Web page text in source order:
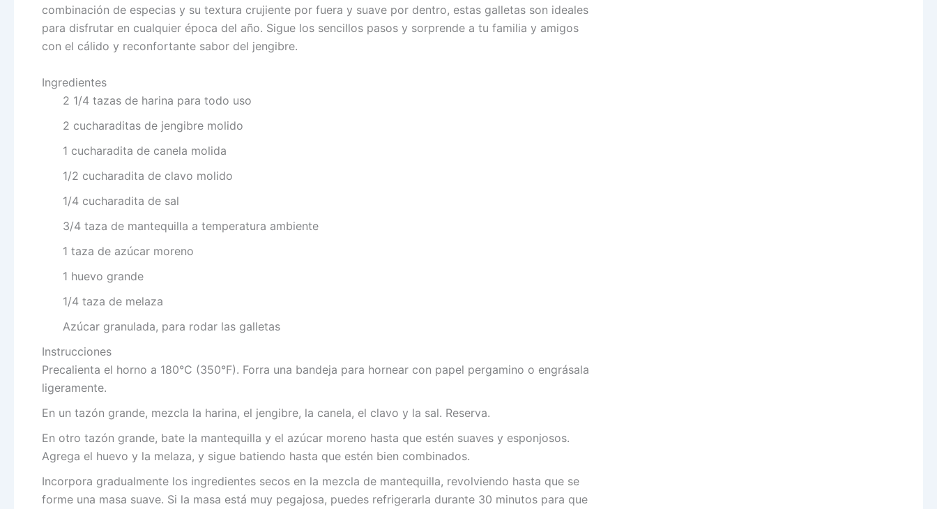
combinación de especias y su textura crujiente por fuera y suave por dentro, estas galletas son ideales
para disfrutar en cualquier época del año. Sigue los sencillos pasos y sorprende a tu familia y amigos
con el cálido y reconfortante sabor del jengibre.
Ingredientes
2 1/4 tazas de harina para todo uso
2 cucharaditas de jengibre molido
1 cucharadita de canela molida
1/2 cucharadita de clavo molido
1/4 cucharadita de sal
3/4 taza de mantequilla a temperatura ambiente
1 taza de azúcar moreno
1 huevo grande
1/4 taza de melaza
Azúcar granulada, para rodar las galletas
Instrucciones
Precalienta el horno a 180°C (350°F). Forra una bandeja para hornear con papel pergamino o engrásala
ligeramente.
En un tazón grande, mezcla la harina, el jengibre, la canela, el clavo y la sal. Reserva.
En otro tazón grande, bate la mantequilla y el azúcar moreno hasta que estén suaves y esponjosos.
Agrega el huevo y la melaza, y sigue batiendo hasta que estén bien combinados.
Incorpora gradualmente los ingredientes secos en la mezcla de mantequilla, revolviendo hasta que se
forme una masa suave. Si la masa está muy pegajosa, puedes refrigerarla durante 30 minutos para que